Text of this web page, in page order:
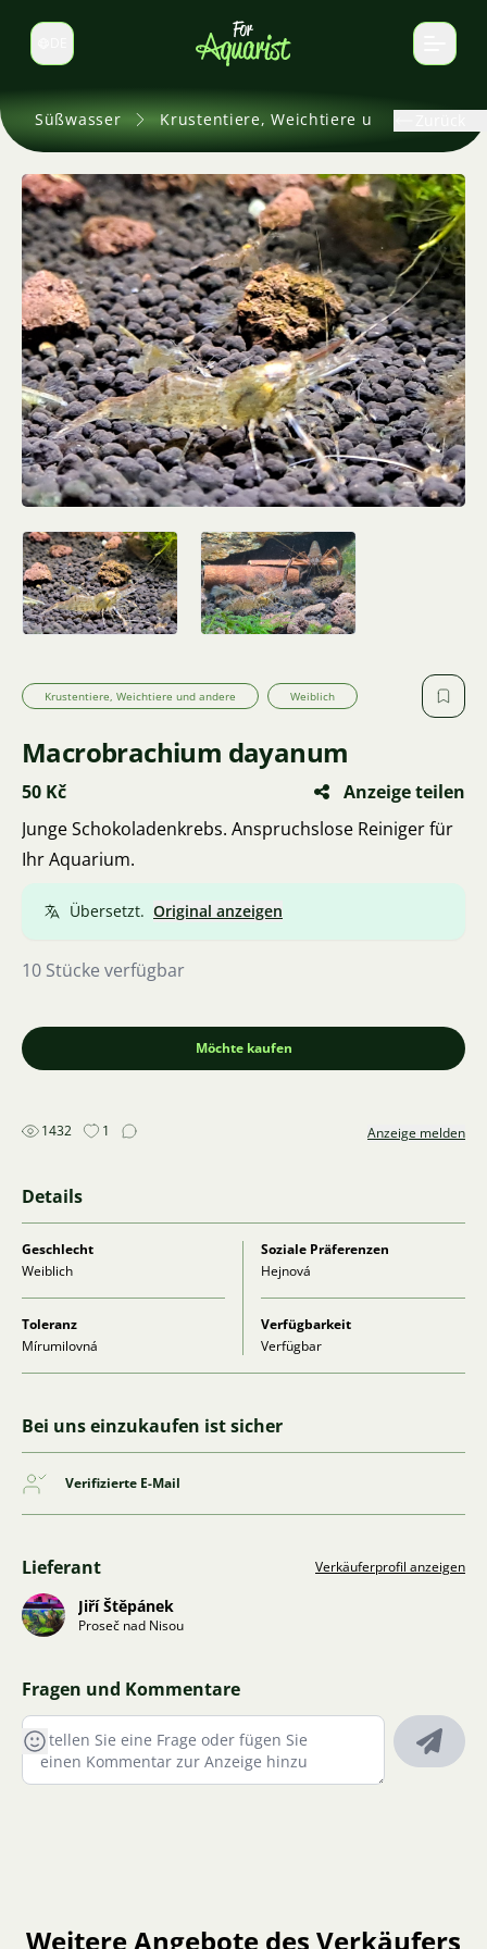
Sprache wechseln
Süßwasser Krustentiere, Weichtiere und andere
Krustentiere, Weichtiere und andere Weiblich
Macrobrachium dayanum
50 Kč
Anzeige teilen
Junge Schokoladenkrebs. Anspruchslose Reiniger für
Ihr Aquarium.
Übersetzt. Original anzeigen
10 Stücke verfügbar
Möchte kaufen
1432 1 Anzeige melden
Details
Geschlecht
Weiblich
Soziale Präferenzen
Hejnová
Toleranz
Mírumilovná
Verfügbarkeit
Verfügbar
Bei uns einzukaufen ist sicher
Verifizierte E-Mail
Lieferant Verkäuferprofil anzeigen
Jiří Štěpánek
Proseč nad Nisou
Fragen und Kommentare
Weitere Angebote des Verkäufers